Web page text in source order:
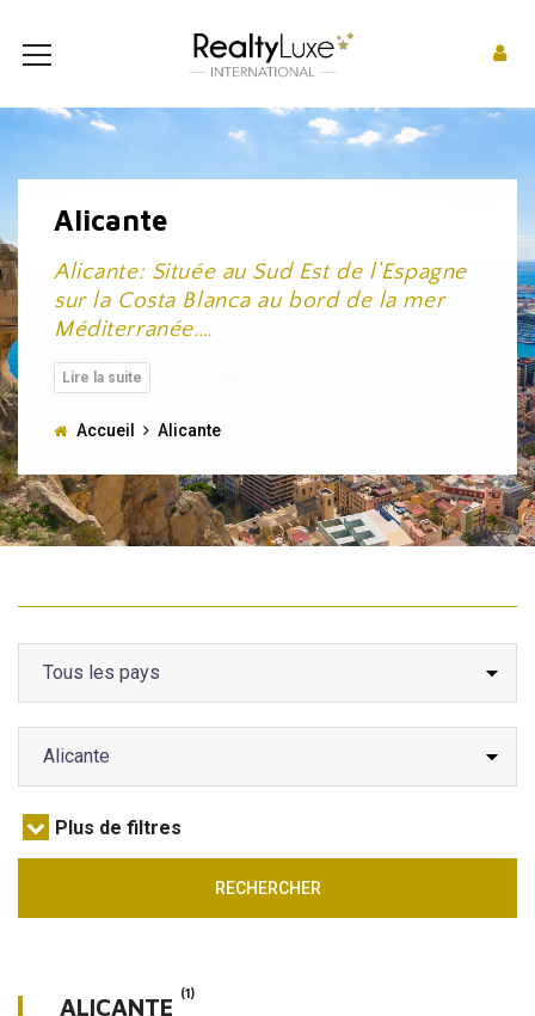
Alicante
Alicante: Située au Sud Est de l’Espagne
sur la Costa Blanca au bord de la mer
Méditerranée.…
Accueil Alicante
A VENDRE
A LOUER
Plus de filtres
RECHERCHER
ALICANTE
(1)